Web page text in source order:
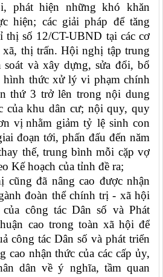
phát hiện những khó khăn
hiện; các giải pháp để tăng
thị số 12/CT-UBND tại các cơ
thị trấn. Hội nghị tập trung
và xây dựng, sửa đổi, bổ
hình thức xử lý vi phạm chính
thứ 3 trở lên trong nội dung
của khu dân cư; nội quy, quy
vị nhằm giảm tỷ lệ sinh con
đoạn tới, phấn đấu đến năm
thế, trung bình mỗi cặp vợ
Kế hoạch của tỉnh đề ra;
đã nâng cao được nhận
đoàn thể chính trị - xã hội
công tác Dân số và Phát
cao trong toàn xã hội để
công tác Dân số và phát triển
cao nhận thức của các cấp ủy,
dân về ý nghĩa, tầm quan